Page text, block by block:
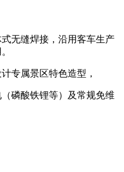
无缝焊接，沿用客车生产
专属景区特色造型，
磷酸铁锂等）及常规免维